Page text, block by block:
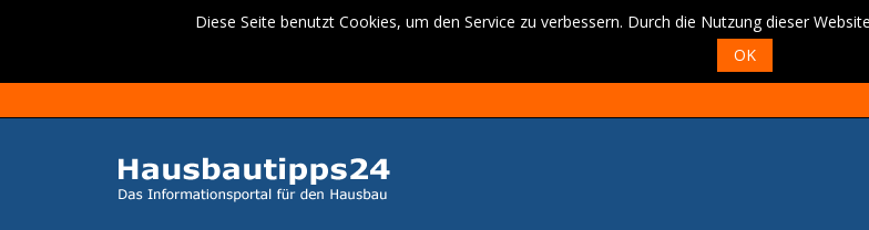
Diese Seite benutzt Cookies, um den Service zu verbessern. Durch die Nutzung dieser
OK